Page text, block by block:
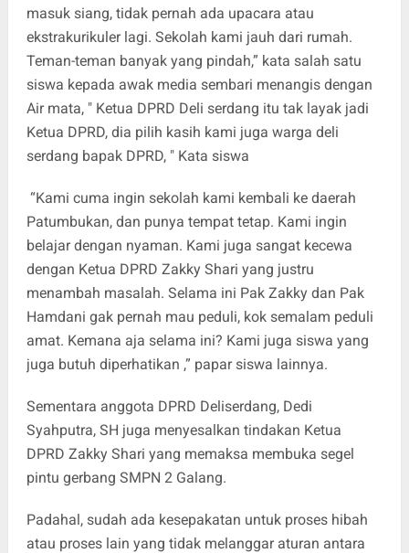
masuk siang, tidak pernah ada upacara atau
ekstrakurikuler lagi. Sekolah kami jauh dari rumah.
Teman-teman banyak yang pindah,” kata salah satu
siswa kepada awak media sembari menangis dengan
Air mata, " Ketua DPRD Deli serdang itu tak layak jadi
Ketua DPRD, dia pilih kasih kami juga warga deli
serdang bapak DPRD, " Kata siswa
“Kami cuma ingin sekolah kami kembali ke daerah
Patumbukan, dan punya tempat tetap. Kami ingin
belajar dengan nyaman. Kami juga sangat kecewa
dengan Ketua DPRD Zakky Shari yang justru
menambah masalah. Selama ini Pak Zakky dan Pak
Hamdani gak pernah mau peduli, kok semalam peduli
amat. Kemana aja selama ini? Kami juga siswa yang
juga butuh diperhatikan ,” papar siswa lainnya.
Sementara anggota DPRD Deliserdang, Dedi
Syahputra, SH juga menyesalkan tindakan Ketua
DPRD Zakky Shari yang memaksa membuka segel
pintu gerbang SMPN 2 Galang.
Padahal, sudah ada kesepakatan untuk proses hibah
atau proses lain yang tidak melanggar aturan antara